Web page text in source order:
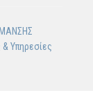
Υπηρεσίες